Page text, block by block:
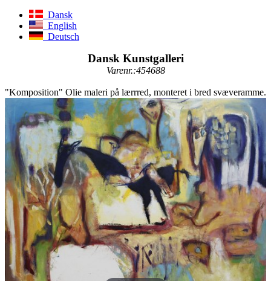
Dansk
English
Deutsch
Dansk Kunstgalleri
Varenr.:454688
"Komposition" Olie maleri på lærrred, monteret i bred svæveramme.